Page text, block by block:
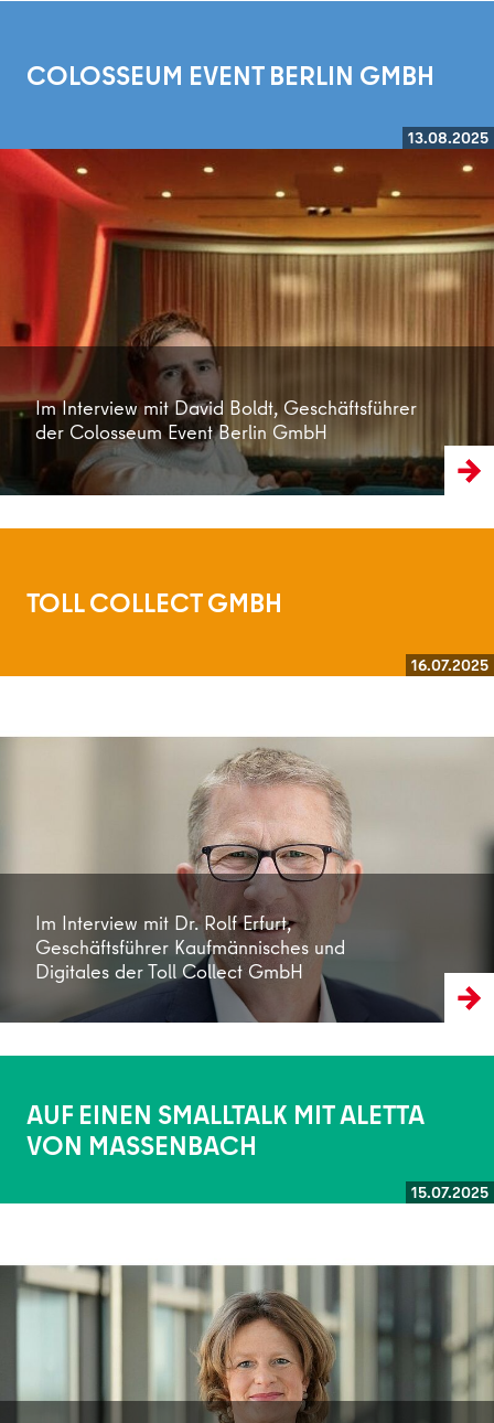
COLOSSEUM EVENT BERLIN GMBH
13.08.2025
Im Interview mit David Boldt, Geschäftsführer
der Colosseum Event Berlin GmbH
TOLL COLLECT GMBH
16.07.2025
Im Interview mit Dr. Rolf Erfurt,
Geschäftsführer Kaufmännisches und
Digitales der Toll Collect GmbH
AUF EINEN SMALLTALK MIT ALETTA
VON MASSENBACH
15.07.2025
Weiterlesen